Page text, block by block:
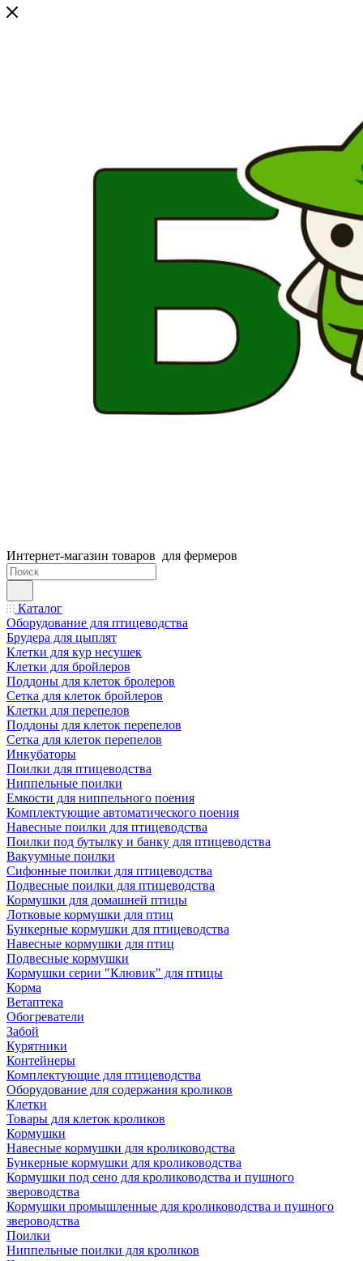
Интернет-магазин товаров для фермеров
Каталог
Оборудование для птицеводства
Брудера для цыплят
Клетки для кур несушек
Клетки для бройлеров
Поддоны для клеток бролеров
Сетка для клеток бройлеров
Клетки для перепелов
Поддоны для клеток перепелов
Сетка для клеток перепелов
Инкубаторы
Поилки для птицеводства
Ниппельные поилки
Емкости для ниппельного поения
Комплектующие автоматического поения
Навесные поилки для птицеводства
Поилки под бутылку и банку для птицеводства
Вакуумные поилки
Сифонные поилки для птицеводства
Подвесные поилки для птицеводства
Кормушки для домашней птицы
Лотковые кормушки для птиц
Бункерные кормушки для птицеводства
Навесные кормушки для птиц
Подвесные кормушки
Кормушки серии "Клювик" для птицы
Корма
Ветаптека
Обогреватели
Забой
Курятники
Контейнеры
Комплектующие для птицеводства
Оборудование для содержания кроликов
Клетки
Товары для клеток кроликов
Кормушки
Навесные кормушки для кролиководства
Бункерные кормушки для кролиководства
Кормушки под сено для кролиководства и пушного
звероводства
Кормушки промышленные для кролиководства и пушного
звероводства
Поилки
Ниппельные поилки для кроликов